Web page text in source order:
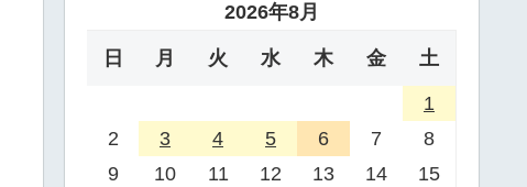
2026年8月
日 月 火 水 木 金 土
1
2
3 4 5 6 7
8
9
10 11 12 13 14
15